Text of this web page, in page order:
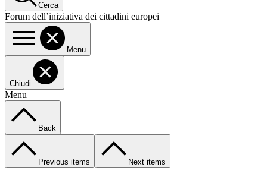
Cerca
Forum dell’iniziativa dei cittadini europei
Menu
Chiudi
Menu
Back
Previous items Next items